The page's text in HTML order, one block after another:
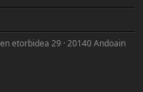
etorbidea 29 · 20140 Andoain